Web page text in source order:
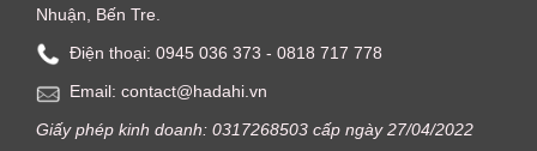
Nhuận, Bến Tre.
Điện thoại: ‭0945 036 373‬ - 0818 717 778
Email: contact@hadahi.vn
Giấy phép kinh doanh: 0317268503 cấp ngày 27/04/2022